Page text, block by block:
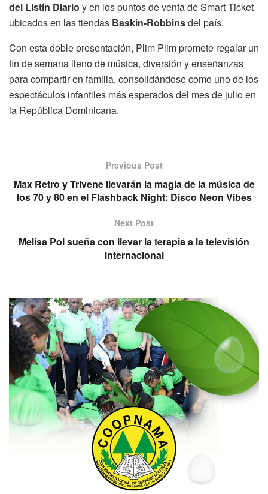
del Listín Diario y en los puntos de venta de Smart Ticket
ubicados en las tiendas Baskin-Robbinsdel país.
Con esta doble presentación, Plim Plim promete regalar un
fin de semana lleno de música, diversión y enseñanzas
para compartir en familia, consolidándose como uno de los
espectáculos infantiles más esperados del mes de julio en
la República Dominicana.
Previous Post
Max Retro y Trivene llevarán la magia de la música de
los 70 y 80 en el Flashback Night: Disco Neon Vibes
Next Post
Melisa Pol sueña con llevar la terapia a la televisión
internacional